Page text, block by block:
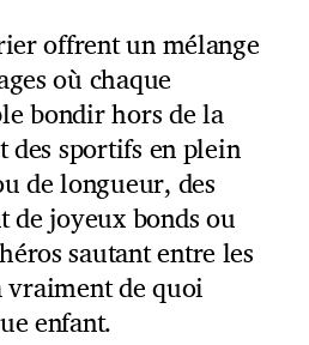
offrent un mélange
où chaque
bondir hors de la
des sportifs en plein
de longueur, des
de joyeux bonds ou
sautant entre les
de quoi
enfant.